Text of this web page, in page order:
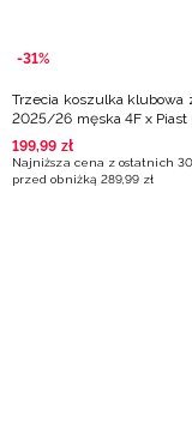
-31%
Trzecia koszulka klubowa
2025/26 męska 4F x
multikolor
199,99 zł
Najniższa cena z ostatnich
przed obniżką 289,99 zł